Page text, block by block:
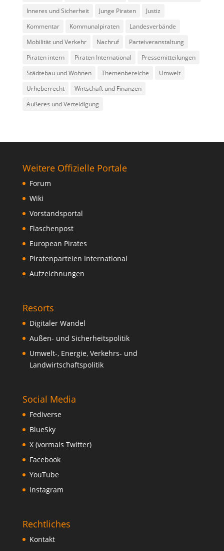
Inneres und Sicherheit
Junge Piraten
Justiz
Kommentar
Kommunalpiraten
Landesverbände
Mobilität und Verkehr
Nachruf
Parteiveranstaltung
Piraten intern
Piraten International
Pressemitteilungen
Städtebau und Wohnen
Themenbereiche
Umwelt
Urheberrecht
Wirtschaft und Finanzen
Äußeres und Verteidigung
Weitere Offizielle Portale
Forum
Wiki
Vorstandsportal
Flaschenpost
European Pirates
Piratenparteien International
Aufzeichnungen
Resorts
Digitaler Wandel
Außen- und Sicherheitspolitik
Umwelt-, Energie, Verkehrs- und
Landwirtschaftspolitik
Social Media
Fediverse
BlueSky
X (vormals Twitter)
Facebook
YouTube
Instagram
Rechtliches
Kontakt